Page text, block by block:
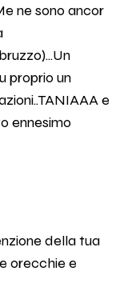
ne sono ancor
proprio un
e
ennesimo
della tua
orecchie e